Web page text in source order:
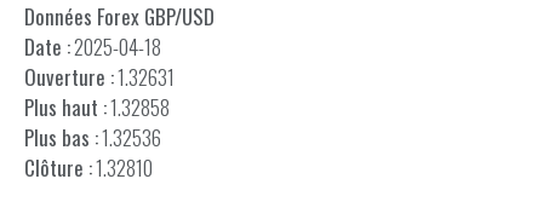
Données Forex GBP/USD
Date :2025-04-18
Ouverture :1.32631
Plus haut :1.32858
Plus bas :1.32536
Clôture :1.32810